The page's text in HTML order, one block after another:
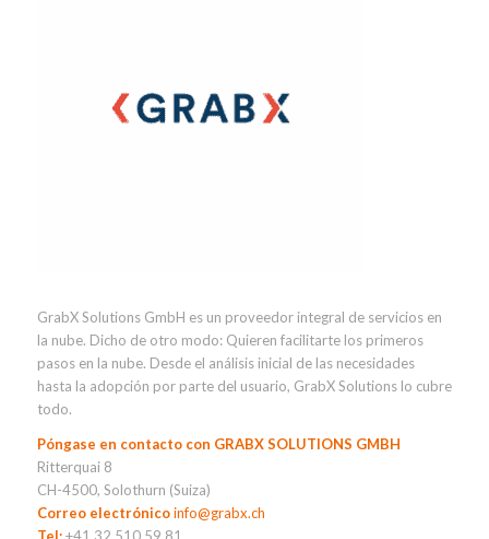
GrabX Solutions GmbH es un proveedor integral de servicios en
la nube. Dicho de otro modo: Quieren facilitarte los primeros
pasos en la nube. Desde el análisis inicial de las necesidades
hasta la adopción por parte del usuario, GrabX Solutions lo cubre
todo.
Póngase en contacto con GRABX SOLUTIONS GMBH
Ritterquai 8
CH-4500, Solothurn (Suiza)
Correo electrónicoinfo@grabx.ch
Tel:+41 32 510 59 81